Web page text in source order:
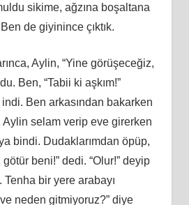
sikime, ağzına boşaltana
de giyinince çıktık.
Aylin, “Yine görüşeceğiz,
Ben, “Tabii ki aşkım!”
Ben arkasından bakarken
Aylin selam verip eve girerken
bindi. Dudaklarımdan öpüp,
götür beni!” dedi. “Olur!” deyip
Tenha bir yere arabayı
neden gitmiyoruz?” diye